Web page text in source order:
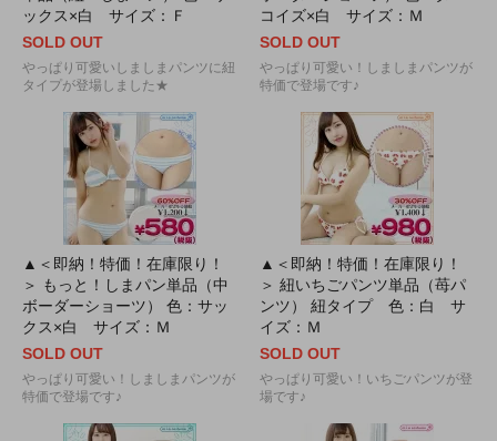
ックス×白 サイズ：Ｆ
SOLD OUT
やっぱり可愛いしましまパンツに紐
タイプが登場しました★
コイズ×白 サイズ：Ｍ
SOLD OUT
やっぱり可愛い！しましまパンツが
特価で登場です♪
▲＜即納！特価！在庫限り！
＞ もっと！しまパン単品（中
ボーダーショーツ） 色：サッ
クス×白 サイズ：Ｍ
SOLD OUT
やっぱり可愛い！しましまパンツが
特価で登場です♪
▲＜即納！特価！在庫限り！
＞ 紐いちごパンツ単品（苺パ
ンツ） 紐タイプ 色：白 サ
イズ：Ｍ
SOLD OUT
やっぱり可愛い！いちごパンツが登
場です♪